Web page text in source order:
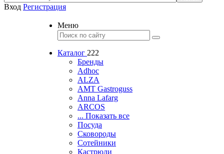
Вход Регистрация
Меню
Каталог 222
Бренды
Adhoc
ALZA
AMT Gastroguss
Anna Lafarg
ARCOS
... Показать все
Посуда
Сковороды
Сотейники
Кастрюли